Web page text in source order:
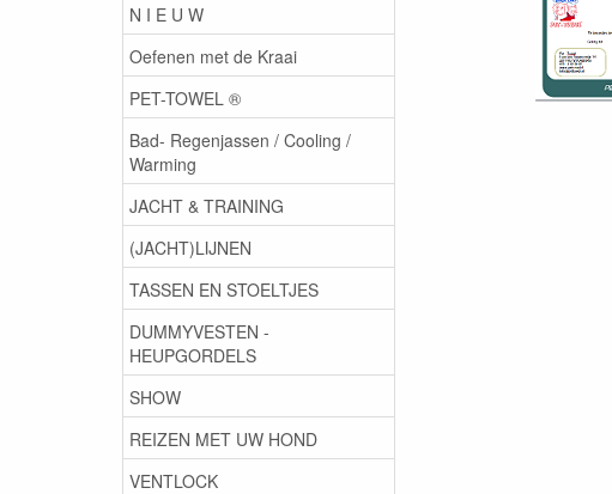
N I E U W
Oefenen met de Kraai
PET-TOWEL ®
Bad- Regenjassen / Cooling /
Warming
JACHT & TRAINING
(JACHT)LIJNEN
TASSEN EN STOELTJES
DUMMYVESTEN -
HEUPGORDELS
SHOW
REIZEN MET UW HOND
VENTLOCK